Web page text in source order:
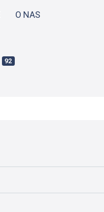
O NAS
92